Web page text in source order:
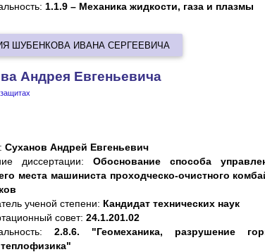
1.1.9 – Механика жидкости, газа и плазмы
ШУБЕНКОВА ИВАНА СЕРГЕЕВИЧА
Андрея Евгеньевича
Суханов Андрей Евгеньевич
диссертации: Обоснование способа
места машиниста проходческо-очистного
ученой степени: Кандидат технических наук
совет: 24.1.201.02
2.8.6. "Геомеханика, разрушение